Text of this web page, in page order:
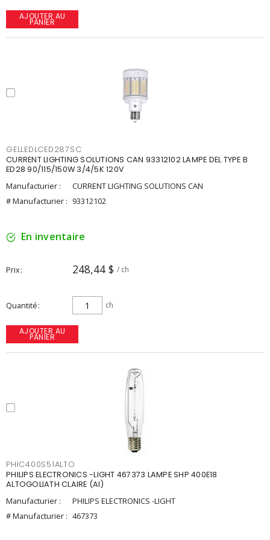
AJOUTER AU
PANIER
GELLEDLCED287SC
CURRENT LIGHTING SOLUTIONS CAN 93312102 LAMPE DEL TYPE B
ED28 90/115/150W 3/4/5K 120V
Manufacturier :
CURRENT LIGHTING SOLUTIONS CAN
# Manufacturier : 93312102
En inventaire
Prix 248,44 $ / ch
Quantité ch
AJOUTER AU
PANIER
PHIC400S51ALTO
PHILIPS ELECTRONICS -LIGHT 467373 LAMPE SHP 400E18
ALTOGOLIATH CLAIRE (AI)
Manufacturier :
PHILIPS ELECTRONICS -LIGHT
# Manufacturier : 467373